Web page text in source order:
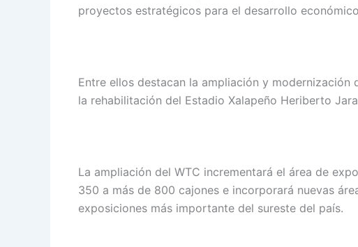
proyectos estratégicos para el desarrollo
Entre ellos destacan la ampliación y modernización
la rehabilitación del Estadio Xalapeño Heriberto
La ampliación del WTC incrementará el área de
350 a más de 800 cajones e incorporará nuevas
exposiciones más importante del sureste del país.